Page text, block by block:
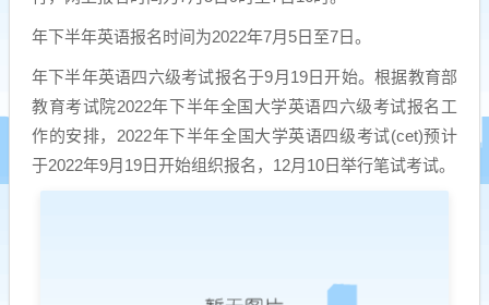
年下半年英语报名时间为2022年7月5日至7日。
年下半年英语四六级考试报名于9月19日开始。根据教育部
教育考试院2022年下半年全国大学英语四六级考试报名工
作的安排，2022年下半年全国大学英语四级考试(cet)预计
于2022年9月19日开始组织报名，12月10日举行笔试考试。